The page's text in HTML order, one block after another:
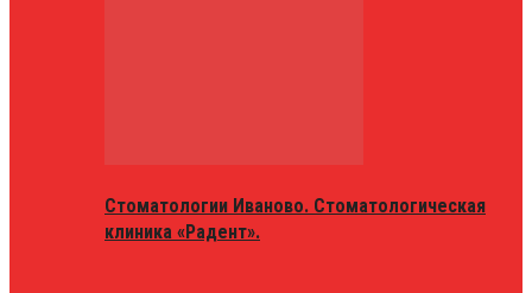
Стоматологии Иваново. Стоматологическая
клиника «Радент».